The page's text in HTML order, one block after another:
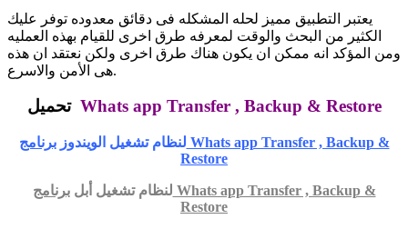
يعتبر التطبيق مميز لحله المشكله فى دقائق معدوده توفر عليك
الكثير من البحث والوقت لمعرفه طرق اخرى للقيام بهذه العمليه
ومن المؤكد انه ممكن ان يكون هناك طرق اخرى ولكن نعتقد ان هذه
هى الأمن والاسرع.
تحميل Whats app Transfer , Backup & Restore
لنظام تشغيل الويندوزبرنامج Whats app Transfer , Backup &
Restore
لنظام تشغيل أبلبرنامج Whats app Transfer , Backup &
Restore